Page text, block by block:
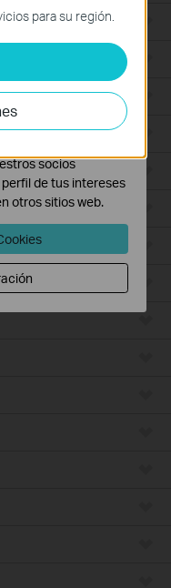
para su región.
funcionamiento
en tu sistema.
analizar tus
el fin de mejorar y
socios
de tus intereses
otros sitios web.